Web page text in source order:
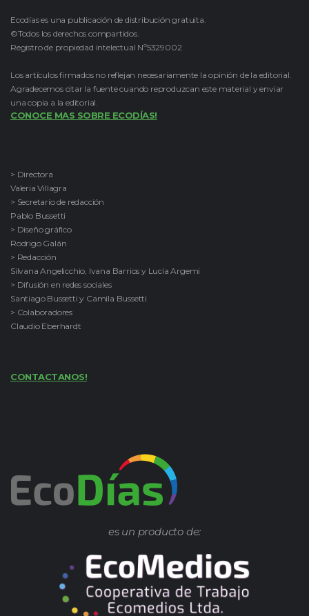
Ecodías es una publicación de distribución gratuita.
©Todos los derechos compartidos.
Registro de propiedad intelectual Nº5329002
Los artículos firmados no reflejan necesariamente la opinión de la editorial.
Agradecemos citar la fuente cuando reproduzcan este material y enviar
una copia a la editorial.
CONOCE MAS SOBRE ECODÍAS!
> Directora
Valeria Villagra
> Secretario de redacción
Pablo Bussetti
> Diseño gráfico
Rodrigo Galán
> Redacción
Silvana Angelicchio, Ivana Barrios y Lucía Argemi
> Difusión en redes sociales
Santiago Bussetti y Camila Bussetti
> Colaboradores
Claudio Eberhardt
CONTACTANOS!
es un producto de: